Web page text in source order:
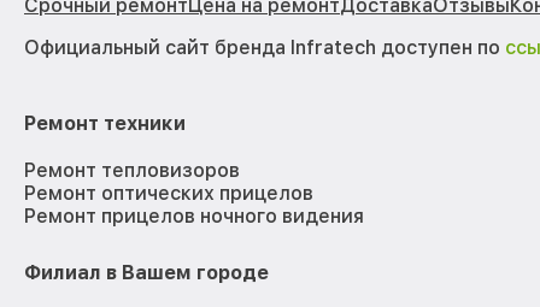
Срочный ремонтЦена на ремонтДоставкаОтзывы
Официальный сайт бренда Infratech доступен по
Ремонт техники
Ремонт тепловизоров
Ремонт оптических прицелов
Ремонт прицелов ночного видения
Филиал в Вашем городе